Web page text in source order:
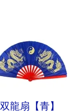
双龍扇【青】